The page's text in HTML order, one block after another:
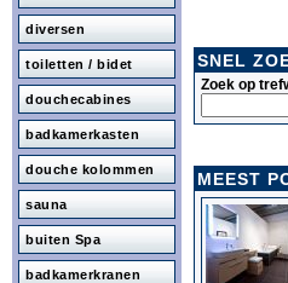
diversen
toiletten / bidet
douchecabines
badkamerkasten
douche kolommen
sauna
buiten Spa
badkamerkranen
SNEL
Zoek op
MEEST